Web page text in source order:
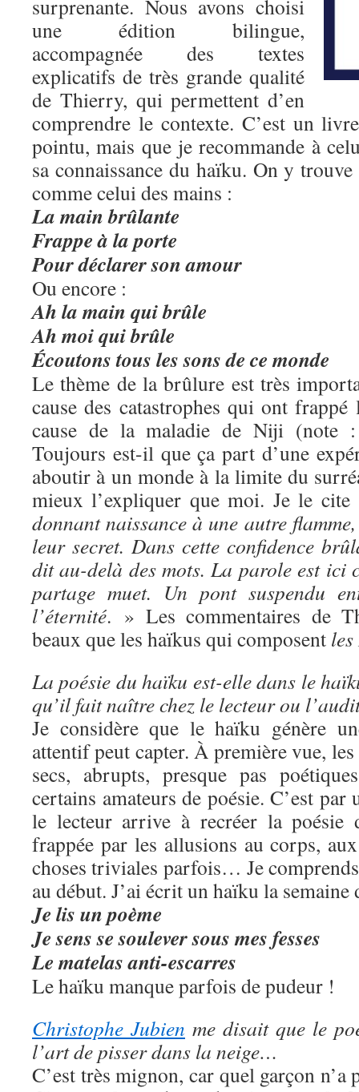
surprenante. Nous avons choisi
une édition bilingue,
accompagnée des textes
explicatifs de très grande qualité
de Thierry, qui permettent d’en
comprendre le contexte. C’est un
pointu, mais que je recommande à
sa connaissance du haïku. On y
comme celui des mains :
La main brûlante
Frappe à la porte
Pour déclarer son amour
Ou encore :
Ah la main qui brûle
Ah moi qui brûle
Écoutons tous les sons de ce monde
Le thème de la brûlure est très
cause des catastrophes qui ont
cause de la maladie de Niji (note
Toujours est-il que ça part d’une
aboutir à un monde à la limite du
mieux l’expliquer que moi. Je le
donnant naissance à une autre
leur secret. Dans cette confidence
dit au-delà des mots. La parole est ici
partage muet. Un pont suspendu
l’éternité. » Les commentaires de
beaux que les haïkus qui composent
La poésie du haïku est-elle dans le
qu’il fait naître chez le lecteur ou
Je considère que le haïku génère
attentif peut capter. À première vue,
secs, abrupts, presque pas
certains amateurs de poésie. C’est par
le lecteur arrive à recréer la poésie
frappée par les allusions au corps,
choses triviales parfois… Je
au début. J’ai écrit un haïku la
Je lis un poème
Je sensse souleversous mes fesses
Le matelas anti-escarres
Le haïku manque parfois de pudeur !
Christophe Jubien me disait que le
l’art de pisser dans la neige…
C’est très mignon, car quel garçon n’a